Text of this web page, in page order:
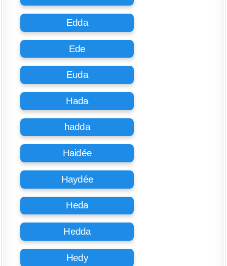
Edda
Ede
Euda
Hada
hadda
Haidée
Haydée
Heda
Hedda
Hedy